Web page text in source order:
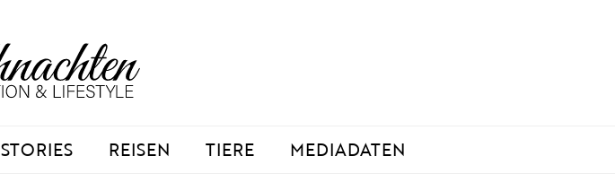
STORIES REISEN TIERE MEDIADATEN